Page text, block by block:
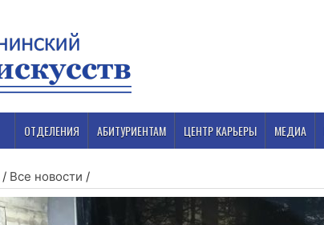
ОТДЕЛЕНИЯ АБИТУРИЕНТАМ ЦЕНТР КАРЬЕРЫ МЕДИА
/ Все новости /